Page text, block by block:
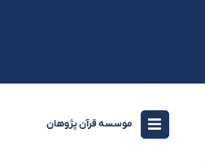
موسسه قرآن پژوهان